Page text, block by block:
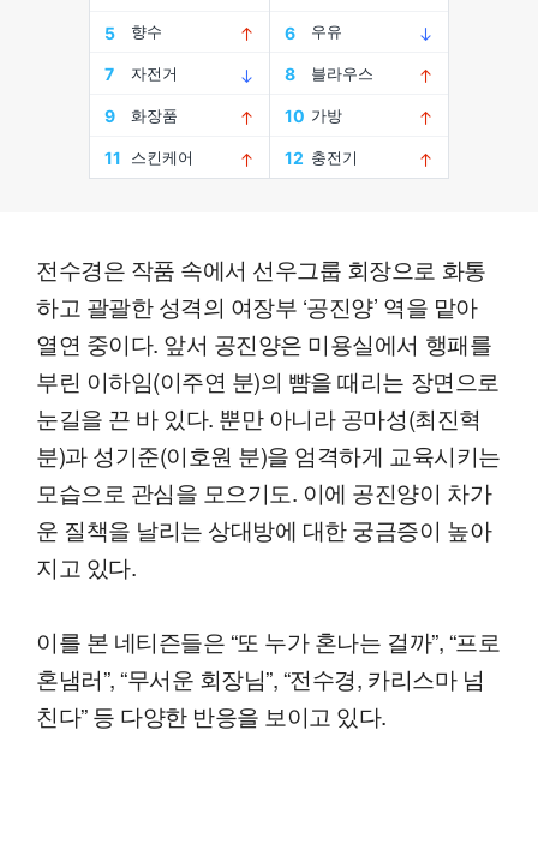
전수경은 작품 속에서 선우그룹 회장으로 화통
하고 괄괄한 성격의 여장부 ‘공진양’ 역을 맡아
열연 중이다. 앞서 공진양은 미용실에서 행패를
부린 이하임(이주연 분)의 뺨을 때리는 장면으로
눈길을 끈 바 있다. 뿐만 아니라 공마성(최진혁
분)과 성기준(이호원 분)을 엄격하게 교육시키는
모습으로 관심을 모으기도. 이에 공진양이 차가
운 질책을 날리는 상대방에 대한 궁금증이 높아
지고 있다.
이를 본 네티즌들은 “또 누가 혼나는 걸까”, “프로
혼냄러”, “무서운 회장님”, “전수경, 카리스마 넘
친다” 등 다양한 반응을 보이고 있다.